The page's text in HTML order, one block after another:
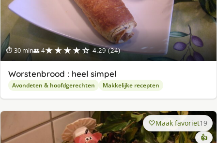
⏱ 30 min👥 4★★★★☆ 4.29 (24)
Worstenbrood : heel simpel
Avondeten & hoofdgerechten Makkelijke recepten
Maak favoriet19
👍